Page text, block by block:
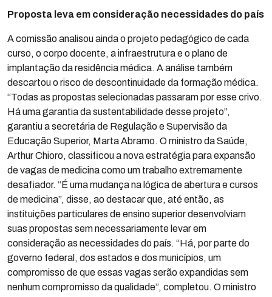
Proposta leva em consideração necessidades do país
A comissão analisou ainda o projeto pedagógico de cada
curso, o corpo docente, a infraestrutura e o plano de
implantação da residência médica. A análise também
descartou o risco de descontinuidade da formação médica.
“Todas as propostas selecionadas passaram por esse crivo.
Há uma garantia da sustentabilidade desse projeto”,
garantiu a secretária de Regulação e Supervisão da
Educação Superior, Marta Abramo. O ministro da Saúde,
Arthur Chioro, classificou a nova estratégia para expansão
de vagas de medicina como um trabalho extremamente
desafiador. “É uma mudança na lógica de abertura e cursos
de medicina”, disse, ao destacar que, até então, as
instituições particulares de ensino superior desenvolviam
suas propostas sem necessariamente levar em
consideração as necessidades do país. “Há, por parte do
governo federal, dos estados e dos municípios, um
compromisso de que essas vagas serão expandidas sem
nenhum compromisso da qualidade”, completou. O ministro